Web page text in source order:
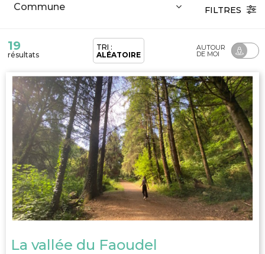
FILTRES
19
résultats
TRI :
ALÉATOIRE
AUTOUR
DE MOI
La vallée du Faoudel